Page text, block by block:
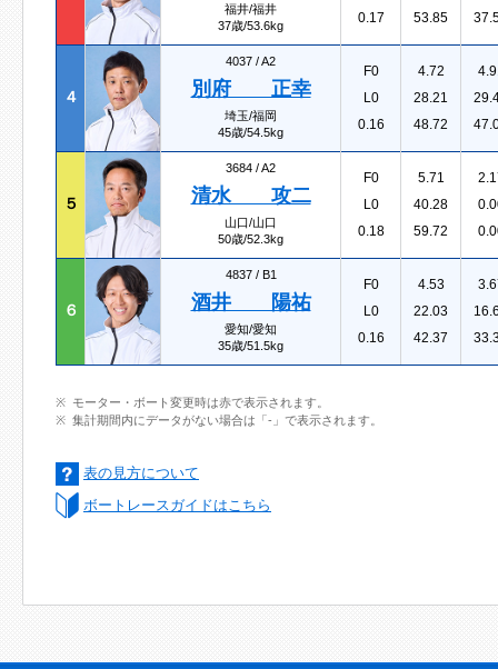
福井/福井
37歳/53.6kg
0.17
53.85
４
4037 /A2
別府 正幸
埼玉/福岡
45歳/54.5kg
F0
L0
0.16
4.72
28.21
48.72
５
3684 /A2
清水 攻二
山口/山口
50歳/52.3kg
F0
L0
0.18
5.71
40.28
59.72
６
4837 / B1
酒井 陽祐
愛知/愛知
35歳/51.5kg
F0
L0
0.16
4.53
22.03
42.37
モーター・ボート変更時は赤で表示されます。
集計期間内にデータがない場合は「-」で表示されます。
表の見方について
ボートレースガイドはこちら